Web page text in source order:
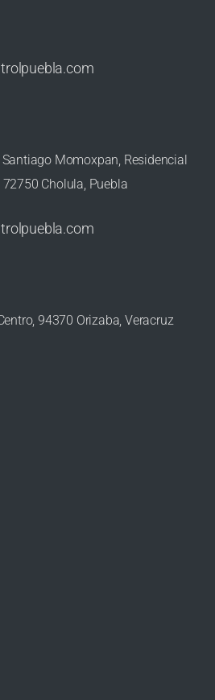
Santiago Momoxpan, Residencial
Cholula, Puebla
94370 Orizaba, Veracruz